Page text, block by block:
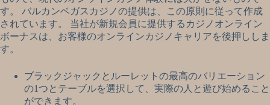
す。 バルカンベガスカジノの提供は、この原則に従って作成
されています。 当社が新規会員に提供するカジノオンライン
ボーナスは、お客様のオンラインカジノキャリアを後押ししま
す。
ブラックジャックとルーレットの最高のバリエーション
の1つとテーブルを選択して、実際の人と遊び始めること
ができます。